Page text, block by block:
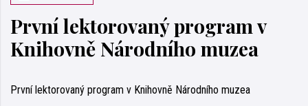
První lektorovaný program v
Knihovně Národního muzea
První lektorovaný program v Knihovně Národního muzea